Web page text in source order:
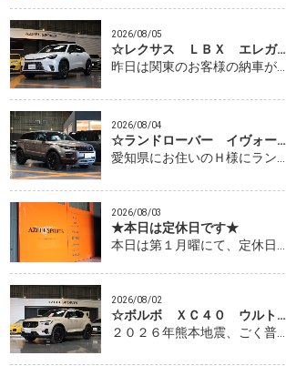
2026/08/05
☆レクサス ＬＢＸ エレガ…
昨日は関東のお客様の納車が…
2026/08/04
☆ランドローバー イヴォー…
愛知県にお住いのＨ様にラン…
2026/08/03
★本日は定休日です★
本日は第１月曜にて、定休日…
2026/08/02
☆ボルボ ＸＣ４０ ウルト…
２０２６年熊本地震、ごく普…